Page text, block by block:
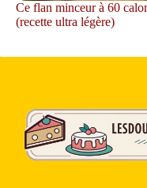
Ce flan minceur à 60
(recette ultra légère)